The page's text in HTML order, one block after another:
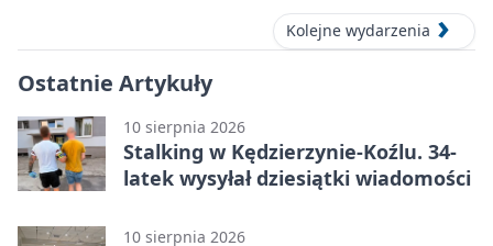
Kolejne wydarzenia
Ostatnie Artykuły
10 sierpnia 2026
Stalking w Kędzierzynie-Koźlu. 34-
latek wysyłał dziesiątki wiadomości
10 sierpnia 2026